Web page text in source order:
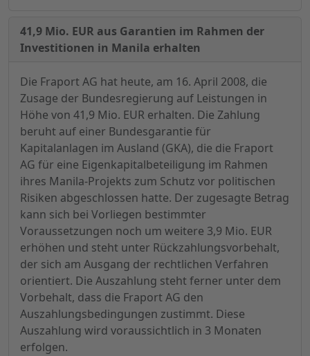
41,9 Mio. EUR aus Garantien im Rahmen der
Investitionen in Manila erhalten
Die Fraport AG hat heute, am 16. April 2008, die
Zusage der Bundesregierung auf Leistungen in
Höhe von 41,9 Mio. EUR erhalten. Die Zahlung
beruht auf einer Bundesgarantie für
Kapitalanlagen im Ausland (GKA), die die Fraport
AG für eine Eigenkapitalbeteiligung im Rahmen
ihres Manila-Projekts zum Schutz vor politischen
Risiken abgeschlossen hatte. Der zugesagte Betrag
kann sich bei Vorliegen bestimmter
Voraussetzungen noch um weitere 3,9 Mio. EUR
erhöhen und steht unter Rückzahlungsvorbehalt,
der sich am Ausgang der rechtlichen Verfahren
orientiert. Die Auszahlung steht ferner unter dem
Vorbehalt, dass die Fraport AG den
Auszahlungsbedingungen zustimmt. Diese
Auszahlung wird voraussichtlich in 3 Monaten
erfolgen.